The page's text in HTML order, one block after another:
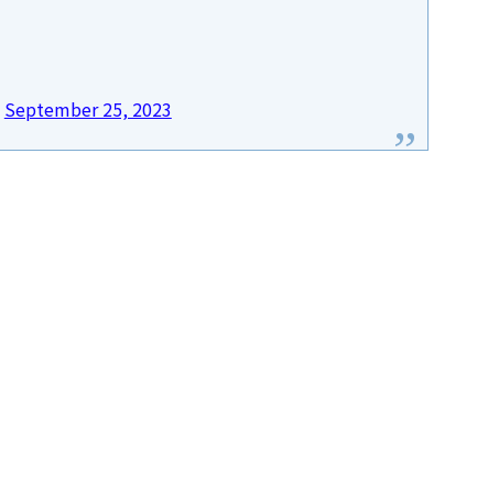
September 25, 2023